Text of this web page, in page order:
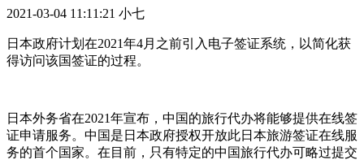
2021-03-04 11:11:21 小七
日本政府计划在2021年4月之前引入电子签证系统，以简化获
得访问该国签证的过程。
日本外务省在2021年宣布，中国的旅行代办将能够提供在线签
证申请服务。中国是日本政府授权开放此日本旅游签证在线服
务的首个国家。在目前，只有特定的中国旅行代办可略过提交